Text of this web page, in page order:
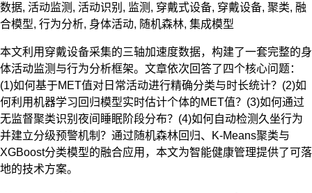
数据, 活动监测 , 活动识别 , 监测 , 穿戴式设备, 穿戴设备, 聚类, 融
合模型, 行为分析, 身体活动, 随机森林, 集成模型
本文利用穿戴设备采集的三轴加速度数据，构建了一套完整的身
体活动监测与行为分析框架。文章依次回答了四个核心问题：
(1)如何基于MET值对日常活动进行精确分类与时长统计？(2)如
何利用机器学习回归模型实时估计个体的MET值？(3)如何通过
无监督聚类识别夜间睡眠阶段分布？(4)如何自动检测久坐行为
并建立分级预警机制？通过随机森林回归、K-Means聚类与
XGBoost分类模型的融合应用，本文为智能健康管理提供了可落
地的技术方案。